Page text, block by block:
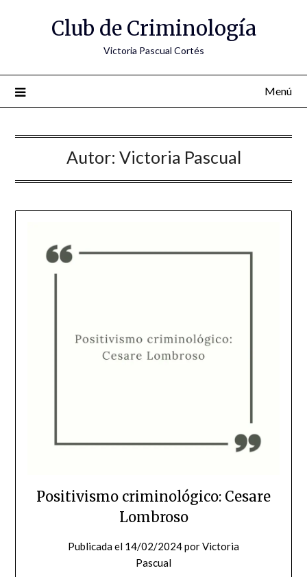
Club de Criminología
Victoria Pascual Cortés
Menú
Autor: Victoria Pascual
Positivismo criminológico: Cesare
Lombroso
Publicada el 14/02/2024porVictoria
Pascual